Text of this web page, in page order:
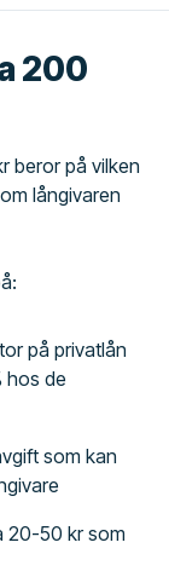
200
beror på vilken
långivaren
på privatlån
hos de
som kan
20-50 kr som